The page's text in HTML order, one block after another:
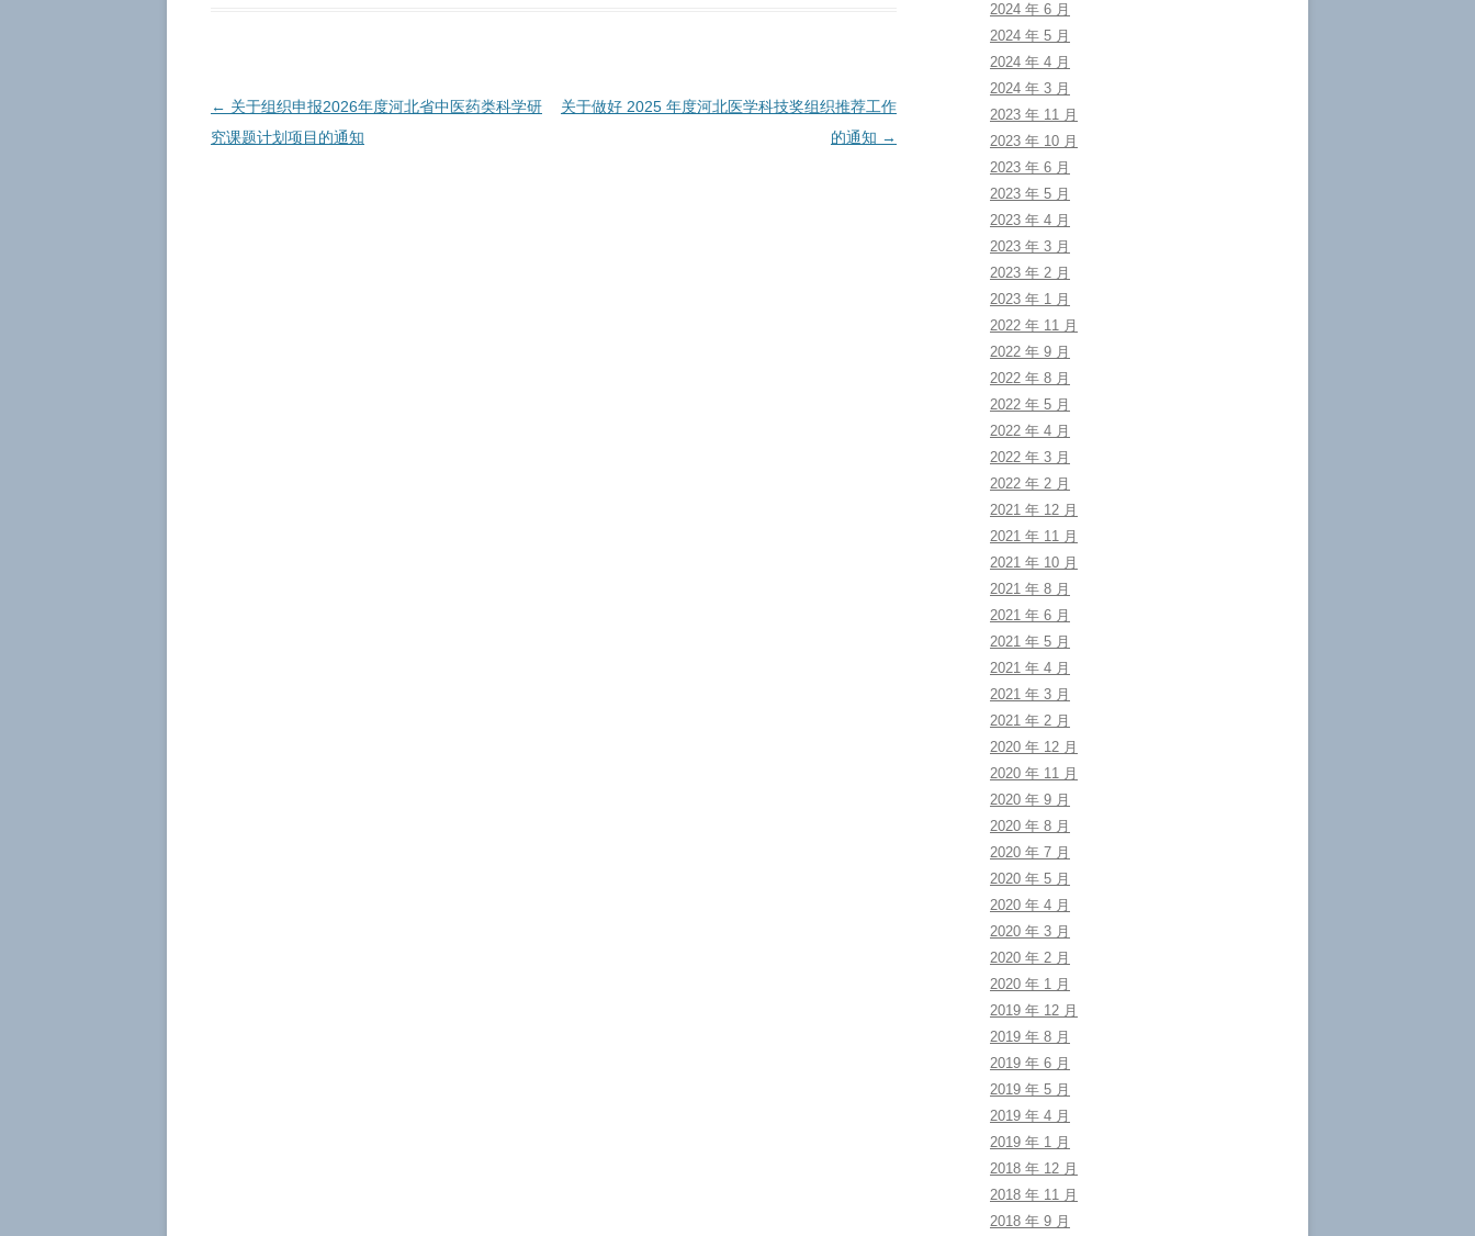
文
章
← 关于组织申报2026年度河北省中医药类科学研
究课题计划项目的通知
关于做好 2025 年度河北医学科技奖组织推荐工作
的通知 →
2024 年 6 月
2024 年 5 月
2024 年 4 月
2024 年 3 月
2023 年 11 月
2023 年 10 月
2023 年 6 月
2023 年 5 月
2023 年 4 月
2023 年 3 月
2023 年 2 月
2023 年 1 月
2022 年 11 月
2022 年 9 月
2022 年 8 月
2022 年 5 月
2022 年 4 月
2022 年 3 月
2022 年 2 月
2021 年 12 月
2021 年 11 月
2021 年 10 月
2021 年 8 月
2021 年 6 月
2021 年 5 月
2021 年 4 月
2021 年 3 月
2021 年 2 月
2020 年 12 月
2020 年 11 月
2020 年 9 月
2020 年 8 月
2020 年 7 月
2020 年 5 月
2020 年 4 月
2020 年 3 月
2020 年 2 月
2020 年 1 月
2019 年 12 月
2019 年 8 月
2019 年 6 月
2019 年 5 月
2019 年 4 月
2019 年 1 月
2018 年 12 月
2018 年 11 月
2018 年 9 月